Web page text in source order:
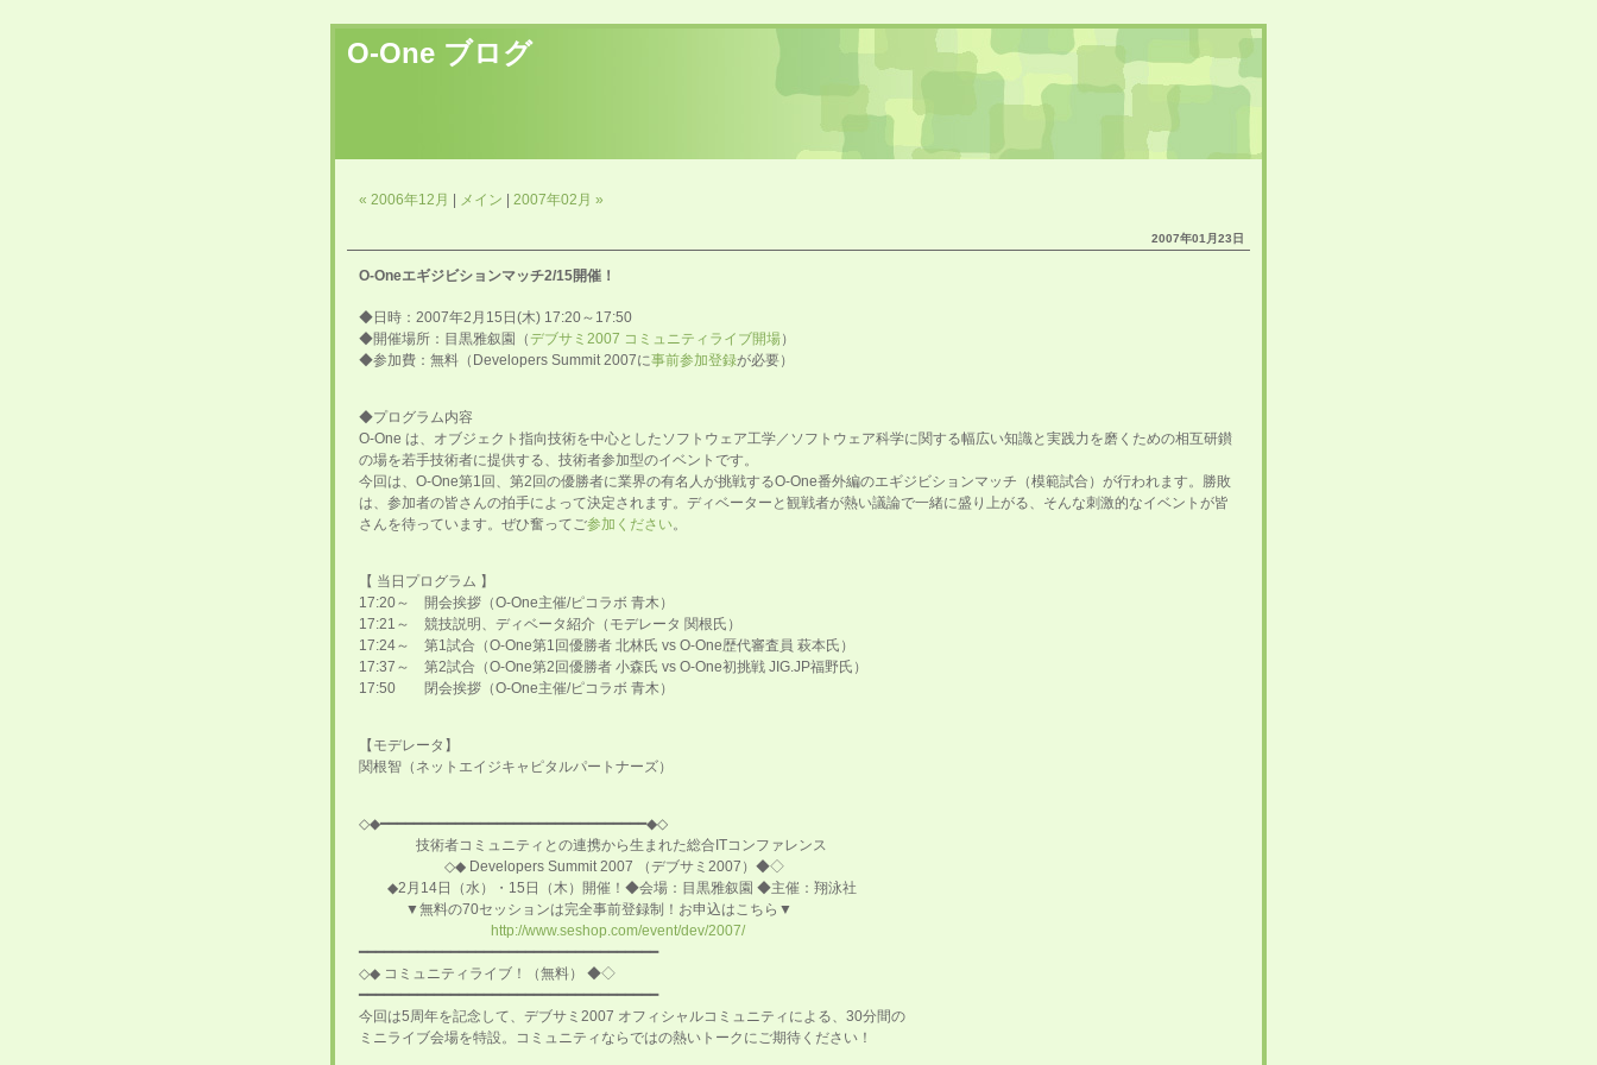
O-One ブログ
« 2006年12月 メイン 2007年02月 »
2007年01月23日
O-Oneエギジビションマッチ2/15開催！
◆日時：2007年2月15日(木) 17:20～17:50
◆開催場所：目黒雅叙園（デブサミ2007 コミュニティライブ開場）
◆参加費：無料（Developers Summit 2007に事前参加登録が必要）
◆プログラム内容
O-One は、オブジェクト指向技術を中心としたソフトウェア工学／ソフトウェア科学に関する幅広い知識と実践力を磨くための相互研鑚
の場を若手技術者に提供する、技術者参加型のイベントです。
今回は、O-One第1回、第2回の優勝者に業界の有名人が挑戦するO-One番外編のエギジビションマッチ（模範試合）が行われます。勝敗
は、参加者の皆さんの拍手によって決定されます。ディベーターと観戦者が熱い議論で一緒に盛り上がる、そんな刺激的なイベントが皆
さんを待っています。ぜひ奮ってご参加ください。
【 当日プログラム 】
17:20～ 開会挨拶（O-One主催/ピコラボ 青木）
17:21～ 競技説明、ディベータ紹介（モデレータ 関根氏）
17:24～ 第1試合（O-One第1回優勝者 北林氏 vs O-One歴代審査員 萩本氏）
17:37～ 第2試合（O-One第2回優勝者 小森氏 vs O-One初挑戦 JIG.JP福野氏）
17:50 閉会挨拶（O-One主催/ピコラボ 青木）
【モデレータ】
関根智（ネットエイジキャピタルパートナーズ）
◇◆━━━━━━━━━━━━━━━━━━━━━━━━━━━━━━━━◆◇
技術者コミュニティとの連携から生まれた総合ITコンファレンス
◇◆ Developers Summit 2007 （デブサミ2007）◆◇
◆2月14日（水）・15日（木）開催！◆会場：目黒雅叙園 ◆主催：翔泳社
▼無料の70セッションは完全事前登録制！お申込はこちら▼
http://www.seshop.com/event/dev/2007/
━━━━━━━━━━━━━━━━━━━━━━━━━━━━━━━━━━━━
◇◆ コミュニティライブ！（無料） ◆◇
━━━━━━━━━━━━━━━━━━━━━━━━━━━━━━━━━━━━
今回は5周年を記念して、デブサミ2007 オフィシャルコミュニティによる、30分間の
ミニライブ会場を特設。コミュニティならではの熱いトークにご期待ください！